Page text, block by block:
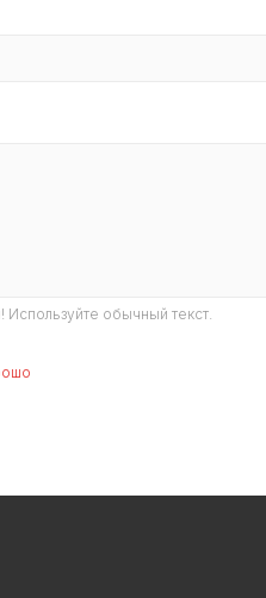
Используйте обычный текст.